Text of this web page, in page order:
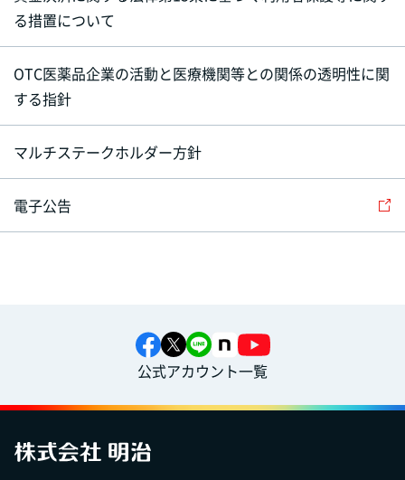
る措置について
OTC医薬品企業の活動と医療機関等との関係の透明性に関
する指針
マルチステークホルダー方針
電子公告
公式アカウント一覧